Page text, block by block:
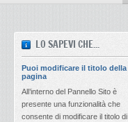
LO SAPEVI CHE...
Puoi modificare il titolo della
pagina
All’interno del Pannello Sito è
presente una funzionalità che
consente di modificare il titolo di